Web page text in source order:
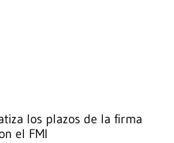
los plazos de la firma
el FMI